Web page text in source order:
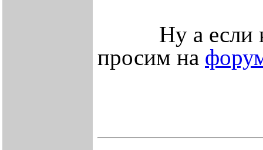
Ну а если
просим на